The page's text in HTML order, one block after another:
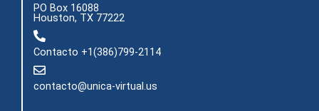
PO Box 16088
Houston, TX 77222
Contacto +1(386)799-2114
contacto@unica-virtual.us